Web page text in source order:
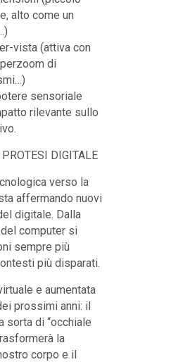
alto come un
vista (attiva con
di
sensoriale
rilevante sullo
DIGITALE
verso la
affermando nuovi
digitale. Dalla
computer si
sempre più
più disparati.
e aumentata
prossimi anni: il
sorta di “occhiale
la
corpo e il